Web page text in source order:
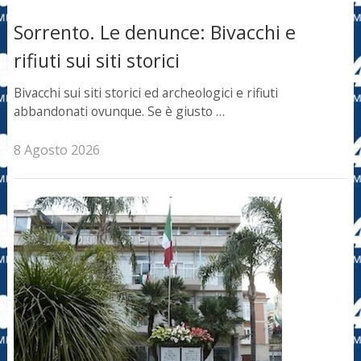
Sorrento. Le denunce: Bivacchi e
rifiuti sui siti storici
Bivacchi sui siti storici ed archeologici e rifiuti
abbandonati ovunque. Se è giusto …
8 Agosto 2026